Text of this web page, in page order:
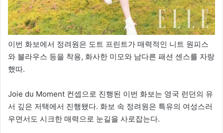
이번 화보에서 정려원은 도트 프린트가 매력적인 니트 원피스
와 블라우스 등을 착용, 화사한 미모와 남다른 패션 센스를 자랑
했따.
Joie du Moment 컨셉으로 진행된 이번 화보는 영국 런던의 유
서 깊은 저택에서 진행됐다. 화보 속 정려원은 특유의 여성스러
우면서도 시크한 매력으로 눈길을 사로잡는다.